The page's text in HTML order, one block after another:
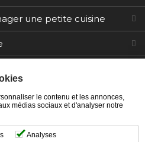
une petite cuisine
le contenu et les annonces,
médias sociaux et d'analyser notre
Analyses